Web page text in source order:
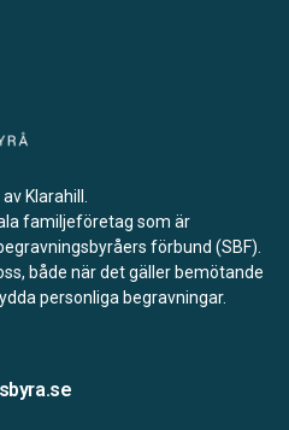
Klarahill.
familjeföretag som är
förbund (SBF).
både när det gäller bemötande
personliga begravningar.